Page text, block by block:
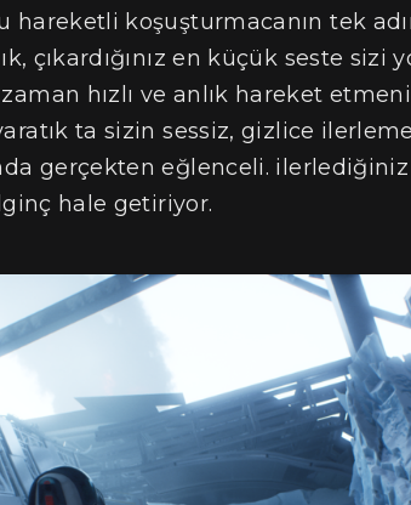
koşuşturmacanın tek
çıkardığınız en küçük seste
hızlı ve anlık hareket
ta sizin sessiz, gizlice
gerçekten eğlenceli.
hale getiriyor.